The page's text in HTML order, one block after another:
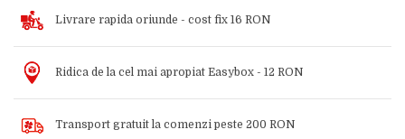
Livrare rapida oriunde - cost fix 16 RON
Ridica de la cel mai apropiat Easybox - 12 RON
Transport gratuit la comenzi peste 200 RON